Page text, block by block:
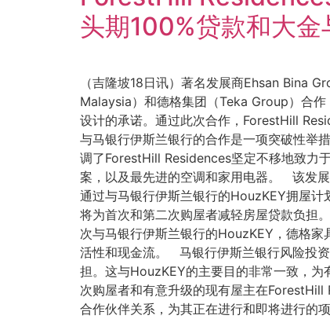
头期100%贷款和大金
（吉隆坡18日讯）著名发展商Ehsan Bina
Malaysia）和德格集团（Teka Group）合
设计的承诺。通过此次合作，ForestHill
与马银行伊斯兰银行的合作是一项突破性举
调了ForestHill Residences坚定不移地致力
案，以及最先进的空调和家用电器。 该发
通过与马银行伊斯兰银行的HouzKEY拥屋
将为首次和第二次购屋者减轻房屋贷款负担
次与马银行伊斯兰银行的HouzKEY，德格
活性和现金流。 马银行伊斯兰银行风险投
担。这与HouzKEY的主要目的非常一致，
次购屋者和有意升级的现有屋主在
合作伙伴关系，为其正在进行和即将进行